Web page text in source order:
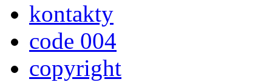
kontakty
code 004
copyright